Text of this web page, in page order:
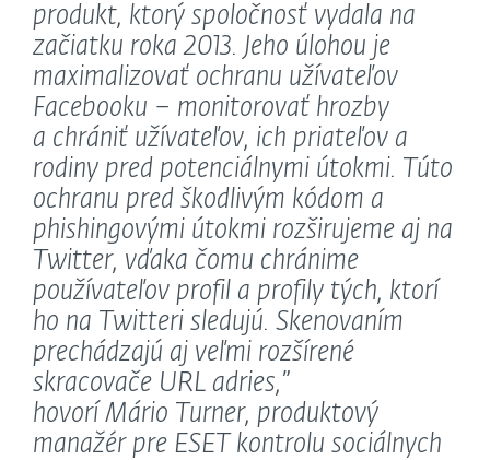
produkt, ktorý spoločnosť vydala na
začiatku roka 2013. Jeho úlohou je
maximalizovať ochranu užívateľov
Facebooku – monitorovať hrozby
a chrániť užívateľov, ich priateľov a
rodiny pred potenciálnymi útokmi. Túto
ochranu pred škodlivým kódom a
phishingovými útokmi rozširujeme aj na
Twitter, vďaka čomu chránime
používateľov profil a profily tých, ktorí
ho na Twitteri sledujú. Skenovaním
prechádzajú aj veľmi rozšírené
skracovače URL adries,”
hovorí Mário Turner, produktový
manažér pre ESET kontrolu sociálnych